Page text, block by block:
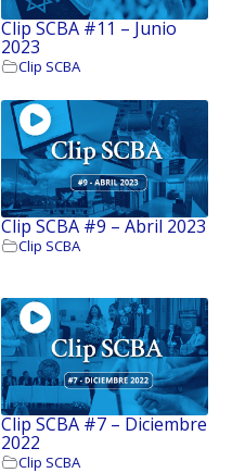
Clip SCBA #11 – Junio
2023
Clip SCBA
Clip SCBA #9 – Abril 2023
Clip SCBA
Clip SCBA #7 – Diciembre
2022
Clip SCBA